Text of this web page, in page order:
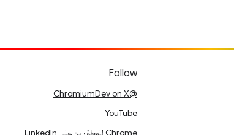
Follow
@ChromiumDev on X
YouTube
Chrome للمطوّرين على LinkedIn